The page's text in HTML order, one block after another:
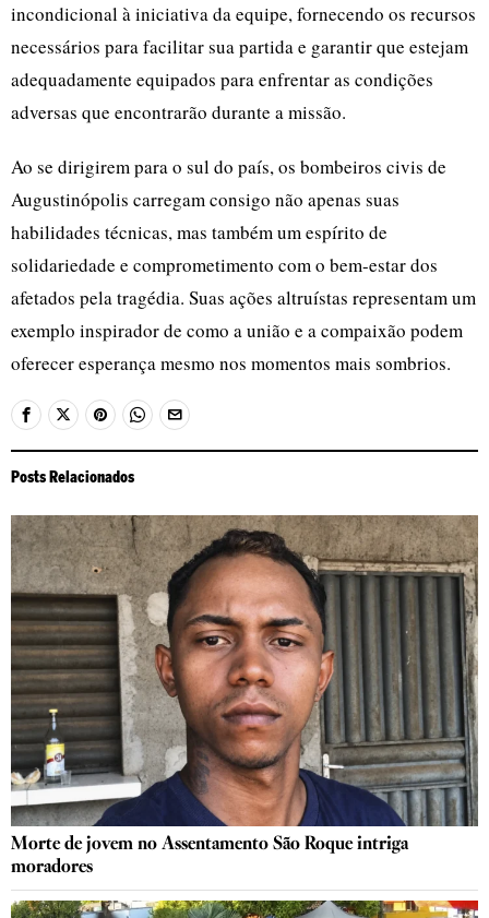
incondicional à iniciativa da equipe, fornecendo os recursos
necessários para facilitar sua partida e garantir que estejam
adequadamente equipados para enfrentar as condições
adversas que encontrarão durante a missão.
Ao se dirigirem para o sul do país, os bombeiros civis de
Augustinópolis carregam consigo não apenas suas
habilidades técnicas, mas também um espírito de
solidariedade e comprometimento com o bem-estar dos
afetados pela tragédia. Suas ações altruístas representam um
exemplo inspirador de como a união e a compaixão podem
oferecer esperança mesmo nos momentos mais sombrios.
Posts Relacionados
Morte de jovem no Assentamento São Roque intriga
moradores